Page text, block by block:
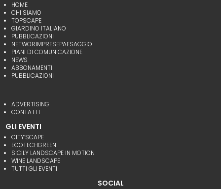
HOME
CHI SIAMO
TOPSCAPE
GIARDINO ITALIANO
PUBBLICAZIONI
NETWORIMPRESEPAESAGGIO
PIANI DI COMUNICAZIONE
NEWS
ABBONAMENTI
PUBBLICAZIONI
ADVERTISING
CONTATTI
GLI EVENTI
CITY’SCAPE
ECOTECHGREEN
SICILY LANDSCAPE IN MOTION
WINE LANDSCAPE
TUTTI GLI EVENTI
SOCIAL